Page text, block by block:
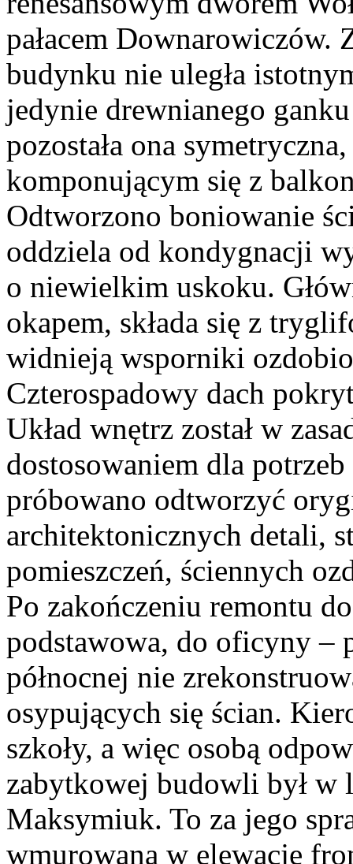
pałacem Downarowiczów.
budynku nie uległa
jedynie drewnianego
pozostała ona
komponującym się z
Odtworzono boniowanie
oddziela od kondygnacji
o niewielkim uskoku.
okapem, składa się z
widnieją wsporniki
Czterospadowy dach
Układ wnętrz został w
dostosowaniem dla
próbowano odtworzyć
architektonicznych detali,
pomieszczeń, ściennych
Po zakończeniu remontu
podstawowa, do oficyny –
północnej nie
osypujących się ścian.
szkoły, a więc osobą
zabytkowej budowli był w
Maksymiuk. To za jego
wmurowana w elewację